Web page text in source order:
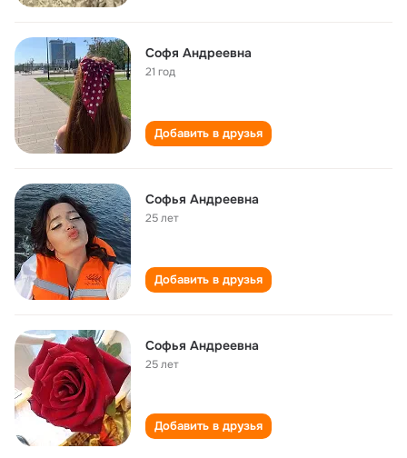
Софя Андреевна
21 год
Добавить в друзья
Софья Андреевна
25 лет
Добавить в друзья
Софья Андреевна
25 лет
Добавить в друзья